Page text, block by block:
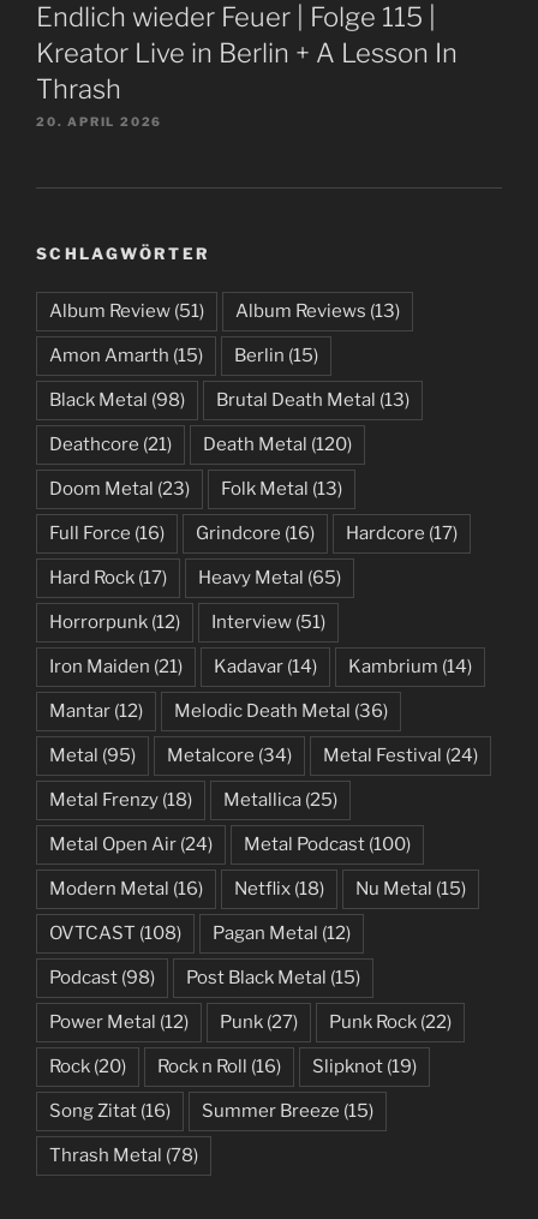
Endlich wieder Feuer | Folge 115 |
Kreator Live in Berlin + A Lesson In
Thrash
20. APRIL 2026
SCHLAGWÖRTER
Album Review (51) Album Reviews (13)
Amon Amarth (15) Berlin (15)
Black Metal (98) Brutal Death Metal (13)
Deathcore (21) Death Metal (120)
Doom Metal (23) Folk Metal (13)
Full Force (16) Grindcore (16) Hardcore (17)
Hard Rock (17) Heavy Metal (65)
Horrorpunk (12) Interview (51)
Iron Maiden (21) Kadavar (14) Kambrium (14)
Mantar (12) Melodic Death Metal (36)
Metal (95) Metalcore (34) Metal Festival (24)
Metal Frenzy (18) Metallica (25)
Metal Open Air (24) Metal Podcast (100)
Modern Metal (16) Netflix (18) Nu Metal (15)
OVTCAST (108) Pagan Metal (12)
Podcast (98) Post Black Metal (15)
Power Metal (12) Punk (27) Punk Rock (22)
Rock (20) Rock n Roll (16) Slipknot (19)
Song Zitat (16) Summer Breeze (15)
Thrash Metal (78)